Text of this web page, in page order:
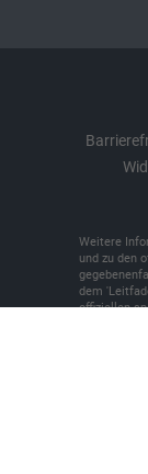
Weitere
und zu den
dem
offiziellen